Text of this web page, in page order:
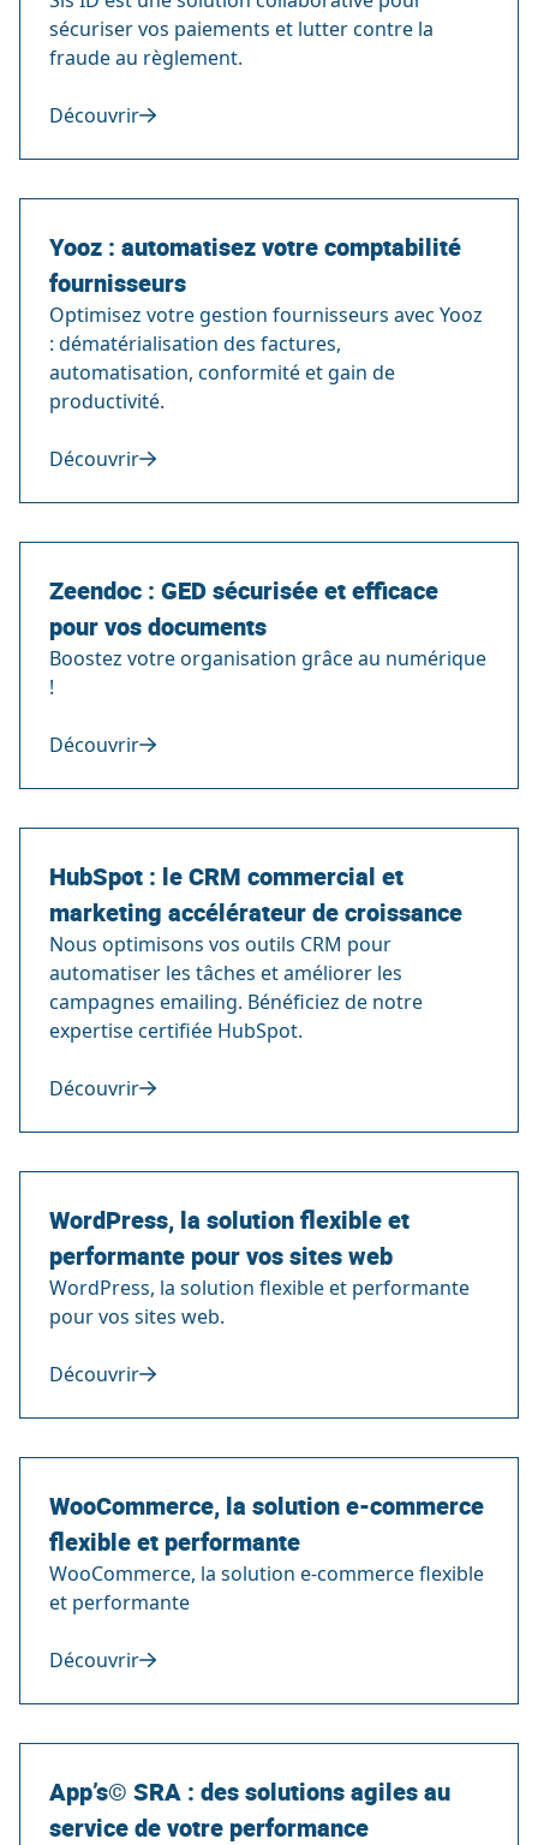
sécuriser vos paiements et lutter contre la
fraude au règlement.
Découvrir
Yooz : automatisez votre comptabilité
fournisseurs
Optimisez votre gestion fournisseurs avec Yooz
: dématérialisation des factures,
automatisation, conformité et gain de
productivité.
Découvrir
Zeendoc : GED sécurisée et efficace
pour vos documents
Boostez votre organisation grâce au numérique
!
Découvrir
HubSpot : le CRM commercial et
marketing accélérateur de croissance
Nous optimisons vos outils CRM pour
automatiser les tâches et améliorer les
campagnes emailing. Bénéficiez de notre
expertise certifiée HubSpot.
Découvrir
WordPress, la solution flexible et
performante pour vos sites web
WordPress, la solution flexible et performante
pour vos sites web.
Découvrir
WooCommerce, la solution e-commerce
flexible et performante
WooCommerce, la solution e-commerce flexible
et performante
Découvrir
App’s© SRA : des solutions agiles au
service de votre performance